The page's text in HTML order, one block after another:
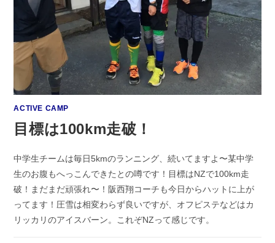
ACTIVE CAMP
目標は100km走破！
中学生チームは毎日5kmのランニング、続いてますよ〜某中学
生のお腹もへっこんできたとの噂です！目標はNZで100km走
破！まだまだ頑張れ〜！阪西翔コーチも今日からハットに上が
ってます！圧雪は相変わらず良いですが、オフピステなどはカ
リッカリのアイスバーン。これぞNZって感じです。